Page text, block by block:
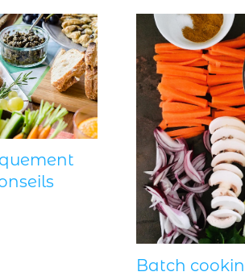
Batch